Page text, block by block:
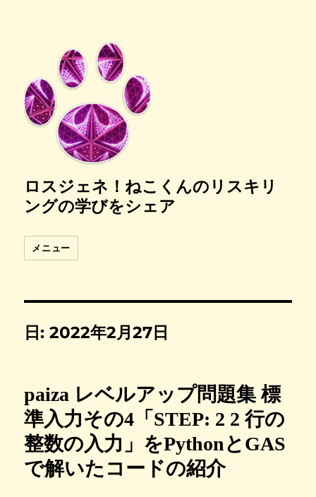
ロスジェネ！ねこくんのリスキリ
ングの学びをシェア
メニュー
日:2022年2月27日
paiza レベルアップ問題集 標
準入力その4「STEP: 2 2 行の
整数の入力」をPythonとGAS
で解いたコードの紹介